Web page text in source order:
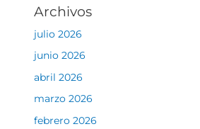
Archivos
julio 2026
junio 2026
abril 2026
marzo 2026
febrero 2026